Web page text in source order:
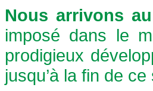
Nous arrivons
imposé dans le
prodigieux
jusqu’à la fin de ce